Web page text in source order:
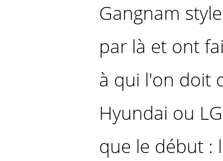
Gangnam
par là et ont
à qui l'on doit
Hyundai ou
que le début :